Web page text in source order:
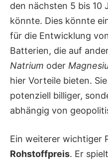
den nächsten 5 bis 10
könnte. Dies könnte
für die Entwicklung
Batterien, die auf
Natrium oder
hier Vorteile bieten.
potenziell billiger,
abhängig von
Ein weiterer wichtiger
Rohstoffpreis. Er